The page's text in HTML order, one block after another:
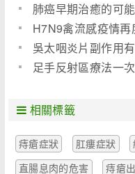
肺癌早期治癒的可
H7N9禽流感疫情
吳太咽炎片副作用
足手反射區療法一
相關標籤
痔瘡症狀 肛瘻症狀
直腸息肉的危害
痔瘡